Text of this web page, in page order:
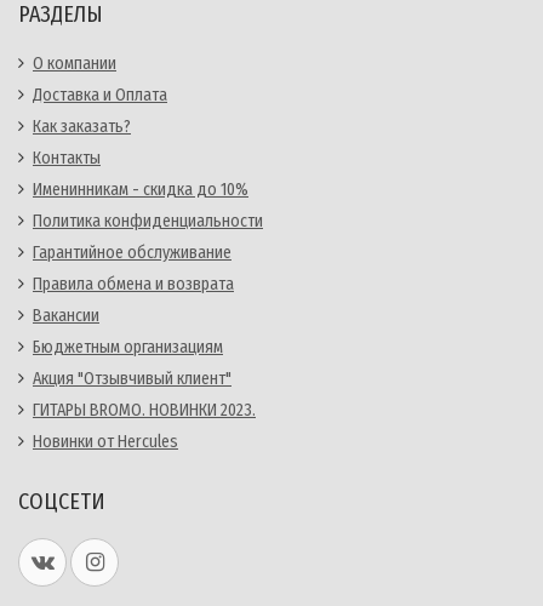
РАЗДЕЛЫ
О компании
Доставка и Оплата
Как заказать?
Контакты
Именинникам - скидка до 10%
Политика конфиденциальности
Гарантийное обслуживание
Правила обмена и возврата
Вакансии
Бюджетным организациям
Акция "Отзывчивый клиент"
ГИТАРЫ BROMO. НОВИНКИ 2023.
Новинки от Hercules
СОЦСЕТИ